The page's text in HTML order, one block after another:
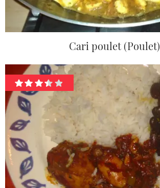
Cari poulet (Poulet)